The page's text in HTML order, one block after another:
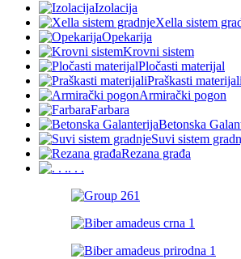
Izolacija
Xella sistem
Opekarija
Krovni sistem
Pločasti materijal
Praškasti materijali
Armirački pogon
Farbara
Betonska
Suvi sistem
Rezana građa
. . .